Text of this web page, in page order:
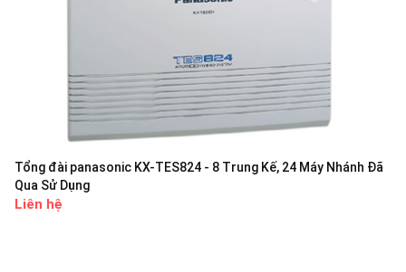
Tổng đài panasonic KX-TES824 - 8 Trung Kế, 24 Máy Nhánh Đã
Qua Sử Dụng
Liên hệ